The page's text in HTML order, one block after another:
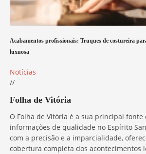
Acabamentos profissionais: Truques de costureira
luxuosa
Notícias
//
Folha de Vitória
O Folha de Vitória é a sua principal fonte
informações de qualidade no Espírito
com a precisão e a imparcialidade,
cobertura completa dos acontecimentos